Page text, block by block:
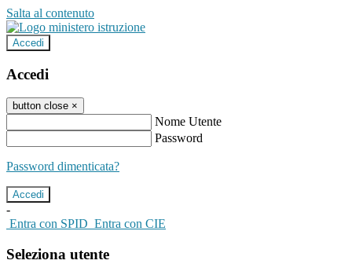
Salta al contenuto
Accedi
Accedi
button close ×
Nome Utente
Password
Password dimenticata?
-
Entra con SPID Entra con CIE
Seleziona utente